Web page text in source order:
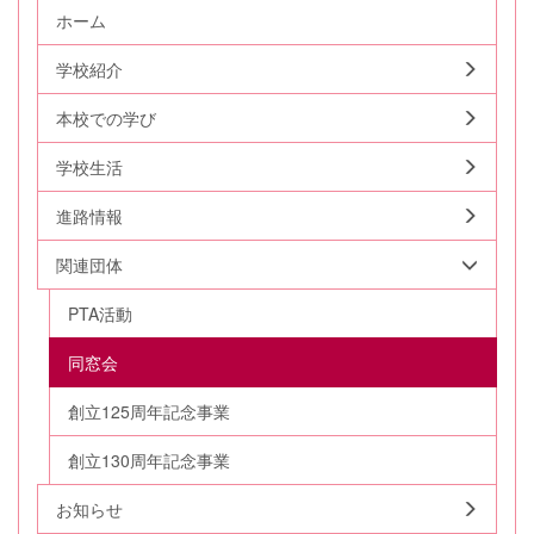
ホーム
学校紹介
本校での学び
学校生活
進路情報
関連団体
PTA活動
同窓会
創立125周年記念事業
創立130周年記念事業
お知らせ